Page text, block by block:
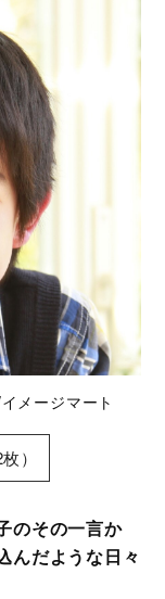
メージマート
）
のその一言か
んだような日々